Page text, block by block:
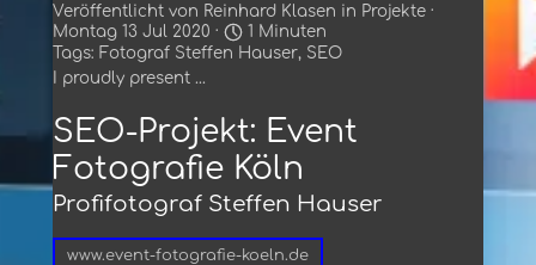
Veröffentlicht von Reinhard Klasen in Projekte ·
Montag 13 Jul 2020 ·
1 Minuten
Tags: Fotograf Steffen Hauser, SEO
I proudly present ...
SEO-Projekt: Event
Fotografie Köln
Profifotograf Steffen Hauser
www.event-fotografie-koeln.de